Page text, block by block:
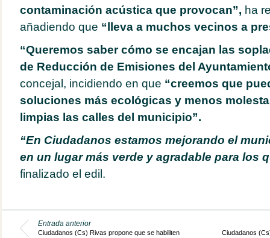
contaminación acústica que provocan”, ha
añadiendo que “lleva a muchos vecinos a
“Queremos saber cómo se encajan las
de Reducción de Emisiones del
concejal, incidiendo en que “creemos que
soluciones más ecológicas y menos
limpias las calles del municipio”.
“En Ciudadanos estamos mejorando el
en un lugar más verde y agradable para los
finalizado el edil.
Entrada anterior
Ciudadanos (Cs) Rivas propone que se habiliten
Ciudadanos